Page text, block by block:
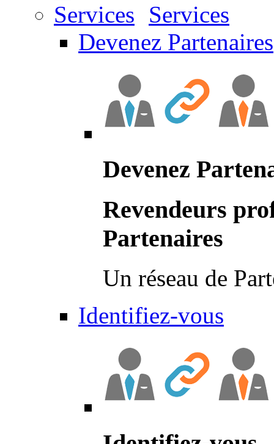
Services
Devenez Partenaires
Devenez
Revendeurs
Partenaires
Un réseau de
Identifiez-vous